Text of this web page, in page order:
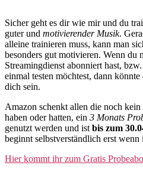
Sicher geht es dir wie mir und du
guter und motivierender Musik.
alleine trainieren muss, kann man
besonders gut motivieren. Wenn du
Streamingdienst abonniert hast, bzw.
einmal testen möchtest, dann
dich sein.
Amazon schenkt allen die noch
haben oder hatten, ein 3 Monats
genutzt werden und ist bis zum
beginnt selbstverständlich erst
Hier kommt ihr zum Gratis